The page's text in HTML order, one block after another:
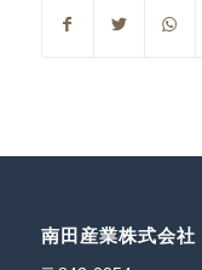
南田産業株式会社